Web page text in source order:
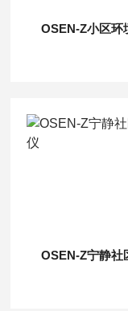
OSEN-Z小区环
OSEN-Z宁静社